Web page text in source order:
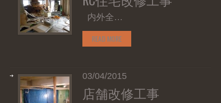
内外全…
READ MORE
03/04/2015
店舗改修工事